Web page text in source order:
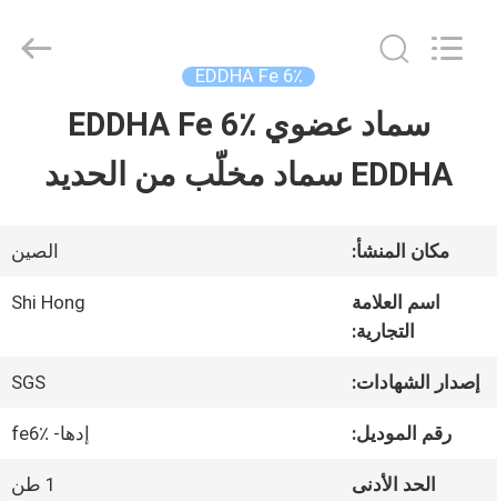
الصفحة
الرئيسية
منتجات
أشرطة
فيديو
معلومات
Sichuan
Shihong
EDDHA Fe 6٪
سماد عضوي EDDHA Fe 6٪
EDDHA سماد مخلّب من الحديد
مكان المنشأ: الصين
اسم العلامة
التجارية:
Shi Hong
إصدار الشهادات: SGS
رقم الموديل: إدها- fe6٪
الحد الأدنى
1 طن